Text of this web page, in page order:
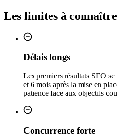
Les limites à connaître
Délais longs
Les premiers résultats SEO
et 6 mois après la mise en
patience face aux objectifs
Concurrence forte